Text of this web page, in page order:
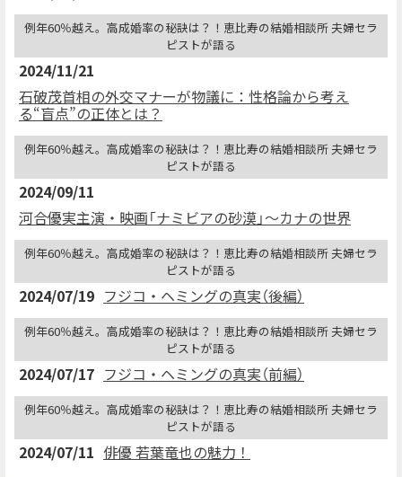
2024/11/21
石破茂首相の外交マナーが物議に：性格論から考え
る“盲点”の正体とは？
例年60％越え。高成婚率の秘訣は？！恵比寿の結婚相談所 夫婦セラ
ピストが語る
2024/09/11
河合優実主演・映画「ナミビアの砂漠」〜カナの世界
例年60％越え。高成婚率の秘訣は？！恵比寿の結婚相談所 夫婦セラ
ピストが語る
2024/07/19 フジコ・ヘミングの真実（後編）
例年60％越え。高成婚率の秘訣は？！恵比寿の結婚相談所 夫婦セラ
ピストが語る
2024/07/17 フジコ・ヘミングの真実（前編）
例年60％越え。高成婚率の秘訣は？！恵比寿の結婚相談所 夫婦セラ
ピストが語る
2024/07/11 俳優 若葉竜也の魅力！
例年60％越え。高成婚率の秘訣は？！恵比寿の結婚相談所 夫婦セラ
ピストが語る